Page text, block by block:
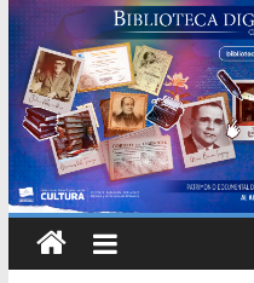
Modesta Bor Sánchez
Gaceta Oficial de la
Caracas 09 de marzo de
Catálogo temático de obras